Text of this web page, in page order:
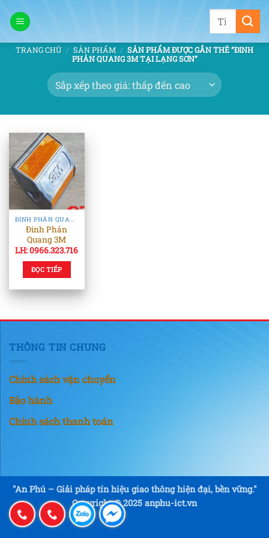
qua
dung
Tìm
TRANG CHỦ / SẢN PHẨM / SẢN PHẨM ĐƯỢC GẮN THẺ “ĐINH
PHẢN QUANG 3M TẠI LẠNG SƠN”
ĐINH PHẢN QUANG & TIÊU PHẢN QUANG
Đinh Phản
Quang 3M
LH: 0966.323.716
ĐỌC TIẾP
THÔNG TIN CHUNG
Chính sách vận chuyển
Bảo hành
Chính sách thanh toán
"An Phú – Giải pháp tín hiệu giao thông hiện đại, bền vững."
Copyright © 2025 anphu-ict.vn